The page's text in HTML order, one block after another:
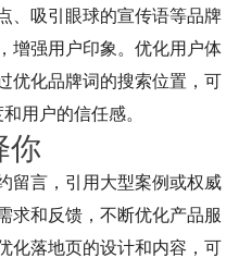
、吸引眼球的宣传语等品牌
增强用户印象。优化用户体
优化品牌词的搜索位置，可
用户的信任感。
你
留言，引用大型案例或权威
求和反馈，不断优化产品服
化落地页的设计和内容，可